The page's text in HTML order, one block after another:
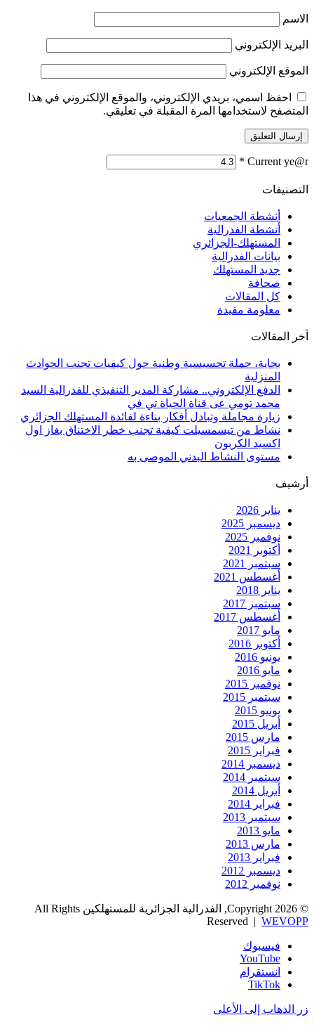
الاسم
البريد الإلكتروني
الموقع الإلكتروني
احفظ اسمي، بريدي الإلكتروني، والموقع الإلكتروني في هذا
المتصفح لاستخدامها المرة المقبلة في تعليقي.
Current ye@r
*
التصنيفات
أنشطة الجمعيات
أنشطة الفدرالية
المستهلك-الجزائري
بيانات الفدرالية
جديد المستهلك
صحافة
كل المقالات
معلومة مفيدة
آخر المقالات
بجاية، حملة تحسيسية وطنية حول كيفيات تجنب الحوادث
المنزلية
الدفع الإلكتروني.. مشاركة المدير التنفيذي للفدرالية السيد
محمد تومي عى قناة الحياة تي في
زيارة مجاملة وتبادل أفكار بناءة لفائدة المستهلك الجزائري
نشاط من تيسمسيلت كيفية تجنب خطر الاختناق بغاز اول
اكسيد الكربون
مستوى النشاط البدني الموصى به
أرشيف
يناير 2026
ديسمبر 2025
نوفمبر 2025
أكتوبر 2021
سبتمبر 2021
أغسطس 2021
يناير 2018
سبتمبر 2017
أغسطس 2017
مايو 2017
أكتوبر 2016
يونيو 2016
مايو 2016
نوفمبر 2015
سبتمبر 2015
يونيو 2015
أبريل 2015
مارس 2015
فبراير 2015
ديسمبر 2014
سبتمبر 2014
أبريل 2014
فبراير 2014
سبتمبر 2013
مايو 2013
مارس 2013
فبراير 2013
ديسمبر 2012
نوفمبر 2012
© Copyright 2026, الفدرالية الجزائرية للمستهلكين All Rights
Reserved | WEVOPP
فيسبوك
‫YouTube
انستقرام
‫TikTok
زر الذهاب إلى الأعلى